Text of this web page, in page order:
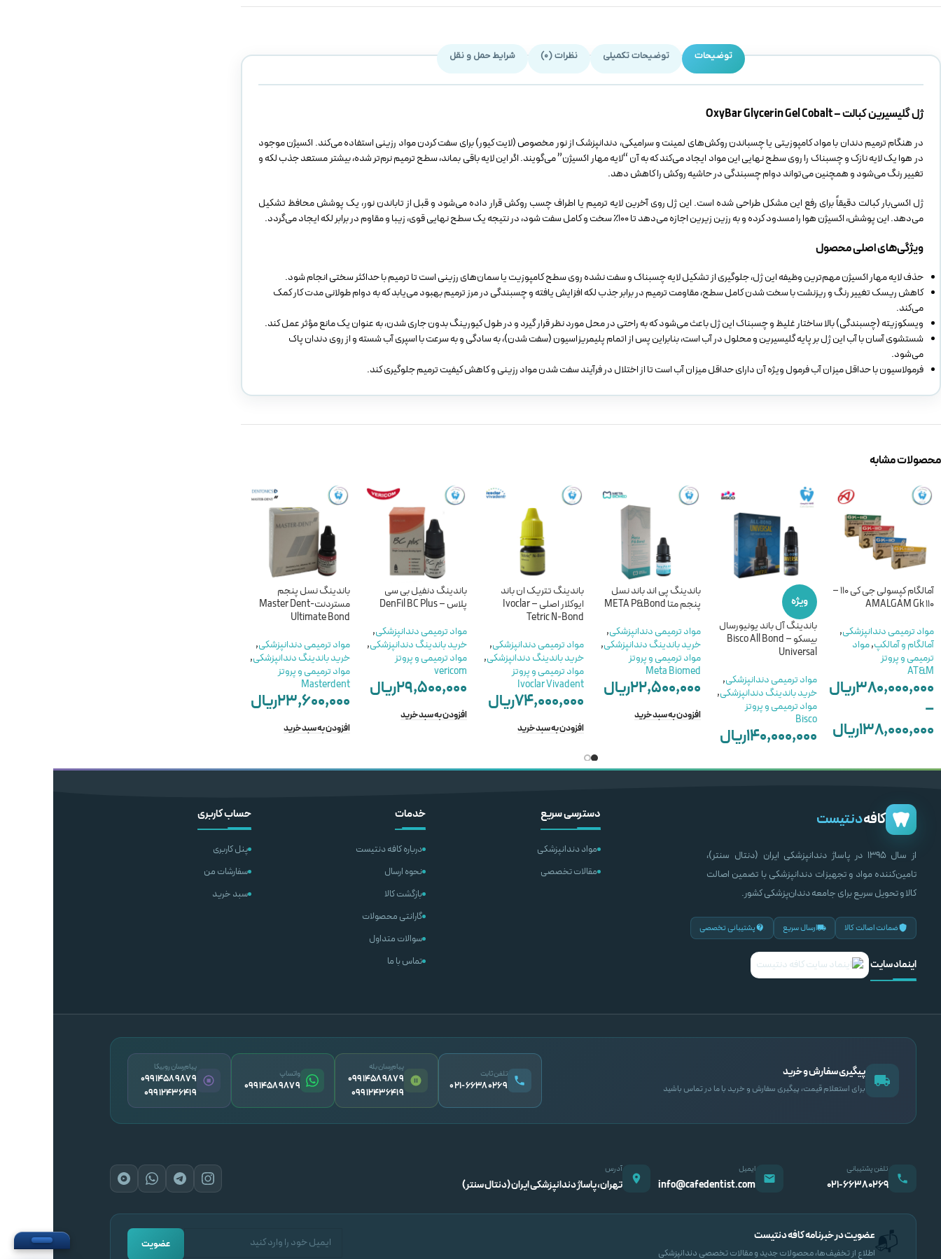
توضیحات توضیحات تکمیلی نظرات (0) شرایط حمل و نقل
ژل گلیسیرین کبالت – OxyBar Glycerin Gel Cobalt
در هنگام ترمیم دندان با مواد کامپوزیتی یا چسباندن روکش‌های لمینت و سرامیکی، دندانپزشک از نور مخصوص (لایت کیور) برای سفت کردن مواد رزینی استفاده می‌کند. اکسیژن موجود
در هوا یک لایه نازک و چسبناک را روی سطح نهایی این مواد ایجاد می‌کند که به آن “لایه مهار اکسیژن” می‌گویند. اگر این لایه باقی بماند، سطح ترمیم نرم‌تر شده، بیشتر مستعد جذب لکه و
تغییر رنگ می‌شود و همچنین می‌تواند دوام چسبندگی در حاشیه روکش را کاهش دهد.
ژل اکسی‌بار کبالت دقیقاً برای رفع این مشکل طراحی شده است. این ژل روی آخرین لایه ترمیم یا اطراف چسب روکش قرار داده می‌شود و قبل از تاباندن نور، یک پوشش محافظ تشکیل
می‌دهد. این پوشش، اکسیژن هوا را مسدود کرده و به رزین زیرین اجازه می‌دهد تا ۱۰۰٪ سخت و کامل سفت شود، در نتیجه یک سطح نهایی قوی، زیبا و مقاوم در برابر لکه ایجاد می‌گردد.
ویژگی‌های اصلی محصول
حذف لایه مهار اکسیژن مهم‌ترین وظیفه این ژل، جلوگیری از تشکیل لایه چسبناک و سفت نشده روی سطح کامپوزیت یا سمان‌های رزینی است تا ترمیم با حداکثر سختی انجام شود.
کاهش ریسک تغییر رنگ و ریزنشت با سخت شدن کامل سطح، مقاومت ترمیم در برابر جذب لکه افزایش یافته و چسبندگی در مرز ترمیم بهبود می‌یابد که به دوام طولانی مدت کار کمک
می‌کند.
ویسکوزیته (چسبندگی) بالا ساختار غلیظ و چسبناک این ژل باعث می‌شود که به راحتی در محل مورد نظر قرار گیرد و در طول کیورینگ بدون جاری شدن، به عنوان یک مانع مؤثر عمل کند.
شستشوی آسان با آب این ژل بر پایه گلیسیرین و محلول در آب است، بنابراین پس از اتمام پلیمریزاسیون (سفت شدن)، به سادگی و به سرعت با اسپری آب شسته و از روی دندان پاک
می‌شود.
فرمولاسیون با حداقل میزان آب فرمول ویژه آن دارای حداقل میزان آب است تا از اختلال در فرآیند سفت شدن مواد رزینی و کاهش کیفیت ترمیم جلوگیری کند.
محصولات مشابه
آمالگام کپسولی جی کی 110 –
AMALGAM Gk 110
مواد ترمیمی دندانپزشکی,
آمالگام و آمالکپ,مواد
ترمیمی و پروتز
AT&M
۳۸۰,۰۰۰,۰۰۰ریال
–
۱۳۸,۰۰۰,۰۰۰ریال
ویژه
باندینگ آل باند یونیورسال
بیسکو – Bisco All Bond
Universal
مواد ترمیمی دندانپزشکی,
خرید باندینگ دندانپزشکی,
مواد ترمیمی و پروتز
Bisco
۱۴۰,۰۰۰,۰۰۰ریال
باندینگ پی اند باند نسل
پنجم متا META P&Bond
مواد ترمیمی دندانپزشکی,
خرید باندینگ دندانپزشکی,
مواد ترمیمی و پروتز
Meta Biomed
۲۲,۵۰۰,۰۰۰ریال
افزودن به سبد خرید
باندینگ تتریک ان باند
ایوکلار اصلی – Ivoclar
Tetric N-Bond
مواد ترمیمی دندانپزشکی,
خرید باندینگ دندانپزشکی,
مواد ترمیمی و پروتز
Ivoclar Vivadent
۷۴,۰۰۰,۰۰۰ریال
افزودن به سبد خرید
باندینگ دنفیل بی سی
پلاس – DenFil BC Plus
مواد ترمیمی دندانپزشکی,
خرید باندینگ دندانپزشکی,
مواد ترمیمی و پروتز
vericom
۲۹,۵۰۰,۰۰۰ریال
افزودن به سبد خرید
باندینگ نسل پنجم
مستردنت-Master Dent
Ultimate Bond
مواد ترمیمی دندانپزشکی,
خرید باندینگ دندانپزشکی,
مواد ترمیمی و پروتز
Masterdent
۲۳,۶۰۰,۰۰۰ریال
افزودن به سبد خرید
کافهدنتیست
از سال ۱۳۹۵ در پاساژ دندانپزشکی ایران (دنتال سنتر)،
تامین‌کننده مواد و تجهیزات دندانپزشکی با تضمین اصالت
کالا و تحویل سریع برای جامعه دندان‌پزشکی کشور.
ضمانت اصالت کالا ارسال سریع پشتیبانی تخصصی
اینماد سایت
دسترسی سریع
مواد دندانپزشکی
مقالات تخصصی
خدمات
درباره کافه دنتیست
نحوه ارسال
بازگشت کالا
گارانتی محصولات
سوالات متداول
تماس با ما
حساب کاربری
پنل کاربری
سفارشات من
سبد خرید
پیگیری سفارش و خرید
برای استعلام قیمت، پیگیری سفارش و خرید با ما در تماس باشید
تلفن ثابت
۰۲۱-۶۶۳۸۰۲۶۹
پیام‌رسان بله
09914589879
09912436419
واتساپ
09914589879
پیام‌رسان روبیکا
09914589879
09912436419
تلفن پشتیبانی
۰۲۱-۶۶۳۸۰۲۶۹
ایمیل
info@cafedentist.com
آدرس
تهران، پاساژ دندانپزشکی ایران (دنتال سنتر)
📬عضویت در خبرنامه کافه دنتیست
اطلاع از تخفیف‌ها، محصولات جدید و مقالات تخصصی دندانپزشکی
عضویت